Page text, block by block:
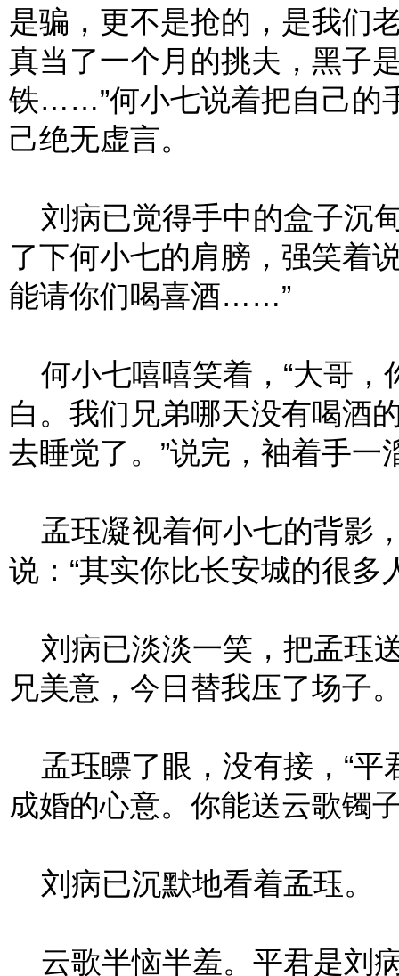
是骗，更不是抢的，是我们
真当了一个月的挑夫，黑子
铁……”何小七说着把自己的
己绝无虚言。
刘病已觉得手中的盒子沉
了下何小七的肩膀，强笑着
能请你们喝喜酒……”
何小七嘻嘻笑着，“大哥，
白。我们兄弟哪天没有喝酒
去睡觉了。”说完，袖着手一
孟珏凝视着何小七的背影
说：“其实你比长安城的很多
刘病已淡淡一笑，把孟珏
兄美意，今日替我压了场子
孟珏瞟了眼，没有接，“平
成婚的心意。你能送云歌镯
刘病已沉默地看着孟珏。
云歌半恼半羞。平君是刘